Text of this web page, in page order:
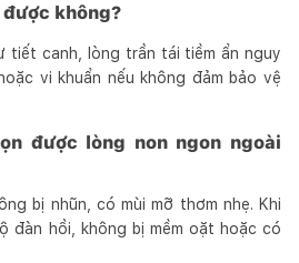
được không?
tiết canh, lòng trần tái tiềm ẩn nguy
vi khuẩn nếu không đảm bảo vệ
được lòng non ngon ngoài
bị nhũn, có mùi mỡ thơm nhẹ. Khi
đàn hồi, không bị mềm oặt hoặc có